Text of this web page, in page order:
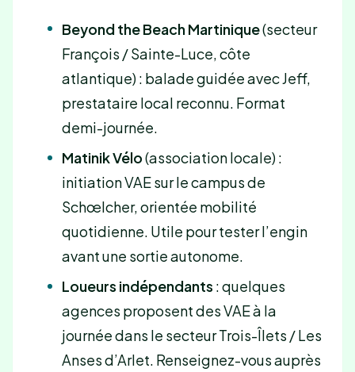
Beyond the Beach Martinique(secteur
François / Sainte-Luce, côte
atlantique) : balade guidée avec Jeff,
prestataire local reconnu. Format
demi-journée.
Matinik Vélo(association locale) :
initiation VAE sur le campus de
Schœlcher, orientée mobilité
quotidienne. Utile pour tester l’engin
avant une sortie autonome.
Loueurs indépendants : quelques
agences proposent des VAE à la
journée dans le secteur Trois-Îlets / Les
Anses d’Arlet. Renseignez-vous auprès